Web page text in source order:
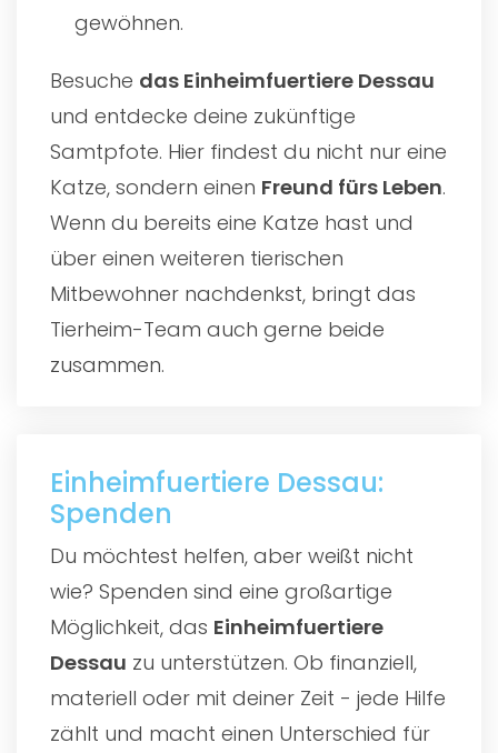
gewöhnen.
Besuche das Einheimfuertiere Dessau
und entdecke deine zukünftige
Samtpfote. Hier findest du nicht nur eine
Katze, sondern einen Freund fürs Leben.
Wenn du bereits eine Katze hast und
über einen weiteren tierischen
Mitbewohner nachdenkst, bringt das
Tierheim-Team auch gerne beide
zusammen.
Einheimfuertiere Dessau:
Spenden
Du möchtest helfen, aber weißt nicht
wie? Spenden sind eine großartige
Möglichkeit, das Einheimfuertiere
Dessau zu unterstützen. Ob finanziell,
materiell oder mit deiner Zeit - jede Hilfe
zählt und macht einen Unterschied für